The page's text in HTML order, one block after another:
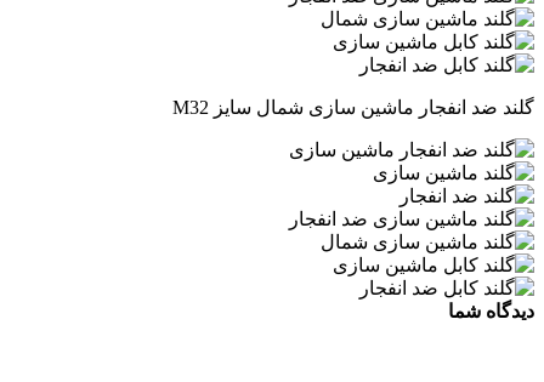
گلند ضد انفجار ماشین سازی شمال سایز M32
دیدگاه شما